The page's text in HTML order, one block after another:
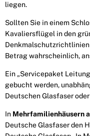
liegen.
Sollten Sie in einem
Kavaliersflügel in den
Betrag wahr­scheinlich,
Ein „Servicepaket
gebucht werden,
Deutschen Glasfaser
In Mehrfamilienhäusern
Deutsche Glasfaser den